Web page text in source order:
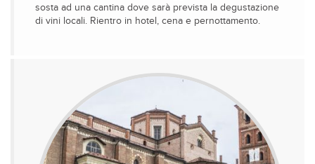
sosta ad una cantina dove sarà prevista la degustazione
di vini locali. Rientro in hotel, cena e pernottamento.